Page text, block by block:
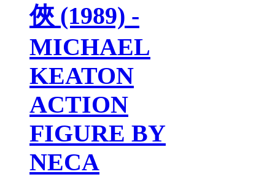
俠 (1989) -
MICHAEL
KEATON
ACTION
FIGURE BY
NECA